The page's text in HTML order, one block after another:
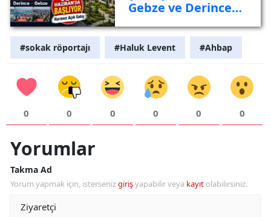
Gebze ve Derince
#sokak röportajı #Haluk Levent #Ahbap
0 0 0 0 0 0
Yorumlar
Takma Ad
Yorum yapmak için, istersenizgirişyapabilir veya kayıt olabilirsiniz.